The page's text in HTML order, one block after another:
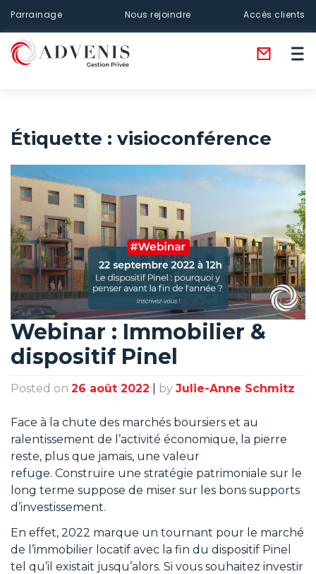
Parrainage Nous rejoindre Accès clients
Étiquette : visioconférence
Webinar : Immobilier &
dispositif Pinel
Posted on 26 août 2022 by Julie-Anne Schmitz
Face à la chute des marchés boursiers et au
ralentissement de l’activité économique, la pierre
reste, plus que jamais, une valeur
refuge. Construire une stratégie patrimoniale sur le
long terme suppose de miser sur les bons supports
d’investissement.
En effet, 2022 marque un tournant pour le marché
de l’immobilier locatif avec la fin du dispositif Pinel
tel qu’il existait jusqu’alors. Si vous souhaitez investir